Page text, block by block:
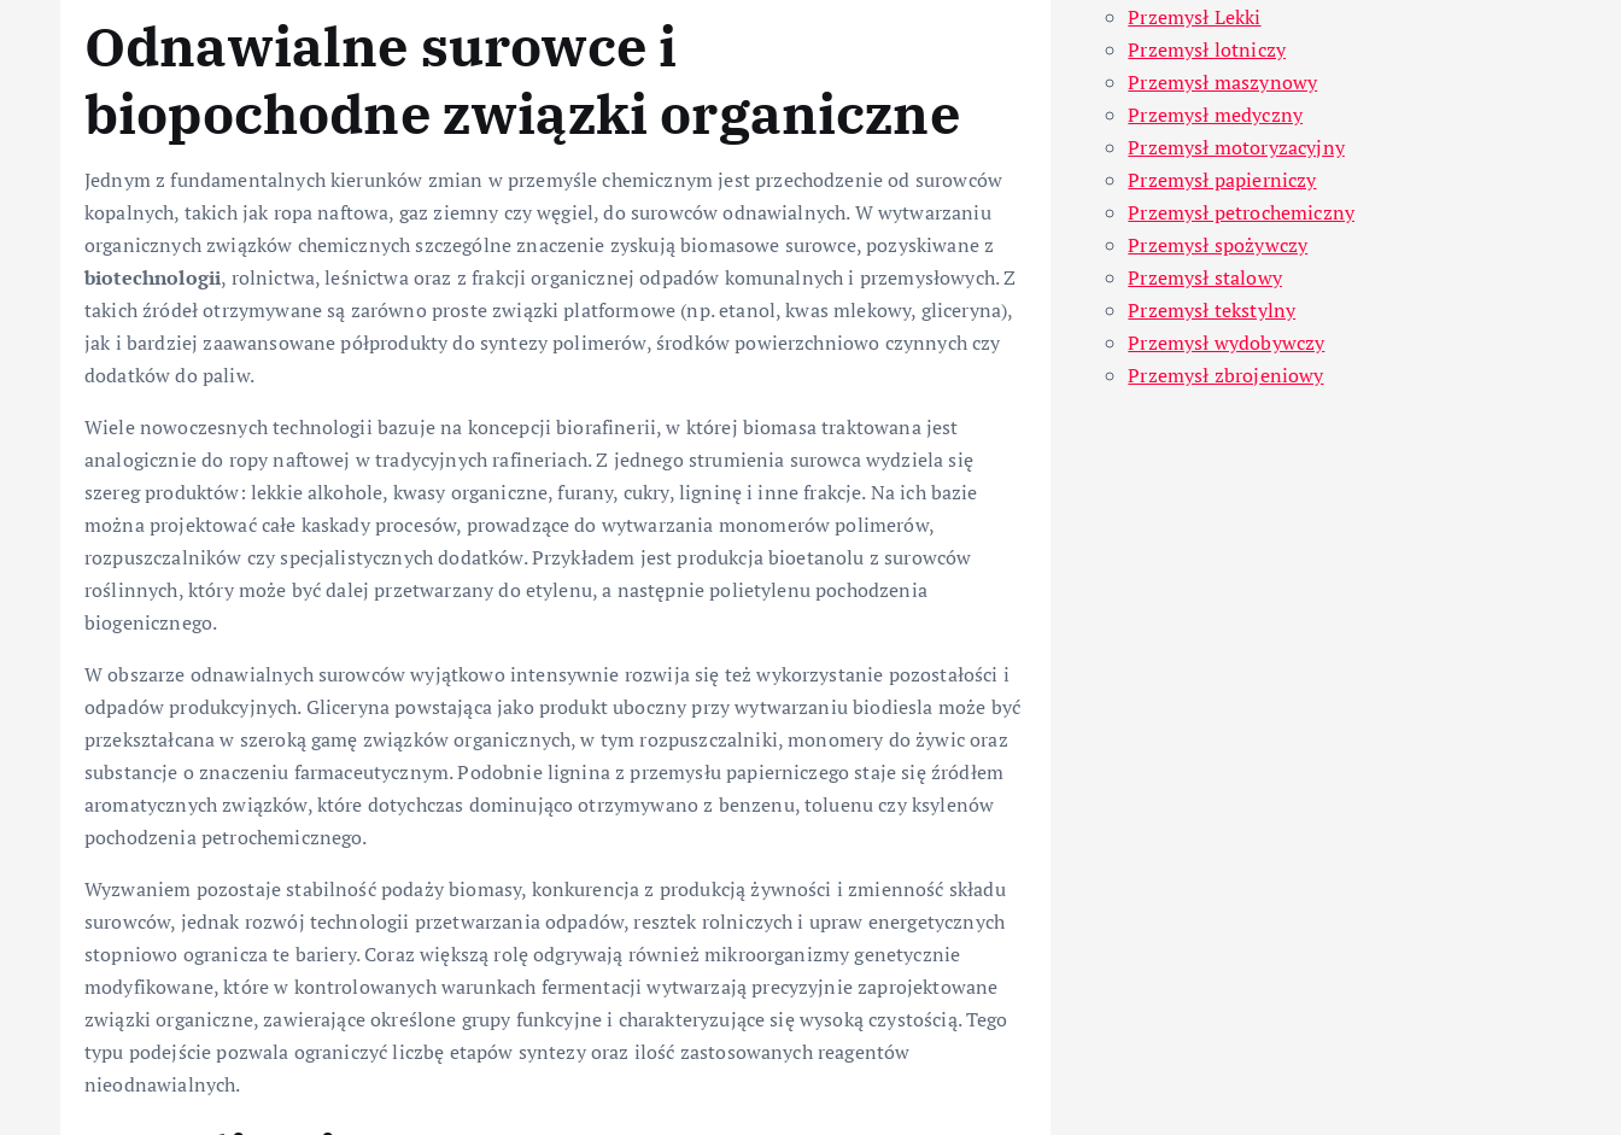
Odnawialne surowce i
biopochodne związki organiczne
Jednym z fundamentalnych kierunków zmian w przemyśle chemicznym jest przechodzenie od surowców
kopalnych, takich jak ropa naftowa, gaz ziemny czy węgiel, do surowców odnawialnych. W wytwarzaniu
organicznych związków chemicznych szczególne znaczenie zyskują biomasowe surowce, pozyskiwane z
biotechnologii, rolnictwa, leśnictwa oraz z frakcji organicznej odpadów komunalnych i przemysłowych. Z
takich źródeł otrzymywane są zarówno proste związki platformowe (np. etanol, kwas mlekowy, gliceryna),
jak i bardziej zaawansowane półprodukty do syntezy polimerów, środków powierzchniowo czynnych czy
dodatków do paliw.
Wiele nowoczesnych technologii bazuje na koncepcji biorafinerii, w której biomasa traktowana jest
analogicznie do ropy naftowej w tradycyjnych rafineriach. Z jednego strumienia surowca wydziela się
szereg produktów: lekkie alkohole, kwasy organiczne, furany, cukry, ligninę i inne frakcje. Na ich bazie
można projektować całe kaskady procesów, prowadzące do wytwarzania monomerów polimerów,
rozpuszczalników czy specjalistycznych dodatków. Przykładem jest produkcja bioetanolu z surowców
roślinnych, który może być dalej przetwarzany do etylenu, a następnie polietylenu pochodzenia
biogenicznego.
W obszarze odnawialnych surowców wyjątkowo intensywnie rozwija się też wykorzystanie pozostałości i
odpadów produkcyjnych. Gliceryna powstająca jako produkt uboczny przy wytwarzaniu biodiesla może być
przekształcana w szeroką gamę związków organicznych, w tym rozpuszczalniki, monomery do żywic oraz
substancje o znaczeniu farmaceutycznym. Podobnie lignina z przemysłu papierniczego staje się źródłem
aromatycznych związków, które dotychczas dominująco otrzymywano z benzenu, toluenu czy ksylenów
pochodzenia petrochemicznego.
Wyzwaniem pozostaje stabilność podaży biomasy, konkurencja z produkcją żywności i zmienność składu
surowców, jednak rozwój technologii przetwarzania odpadów, resztek rolniczych i upraw energetycznych
stopniowo ogranicza te bariery. Coraz większą rolę odgrywają również mikroorganizmy genetycznie
modyfikowane, które w kontrolowanych warunkach fermentacji wytwarzają precyzyjnie zaprojektowane
związki organiczne, zawierające określone grupy funkcyjne i charakteryzujące się wysoką czystością. Tego
typu podejście pozwala ograniczyć liczbę etapów syntezy oraz ilość zastosowanych reagentów
nieodnawialnych.
Przemysł Lekki
Przemysł lotniczy
Przemysł maszynowy
Przemysł medyczny
Przemysł motoryzacyjny
Przemysł papierniczy
Przemysł petrochemiczny
Przemysł spożywczy
Przemysł stalowy
Przemysł tekstylny
Przemysł wydobywczy
Przemysł zbrojeniowy